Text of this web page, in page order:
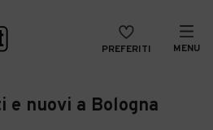
PREFERITI MENU
e nuovi a Bologna